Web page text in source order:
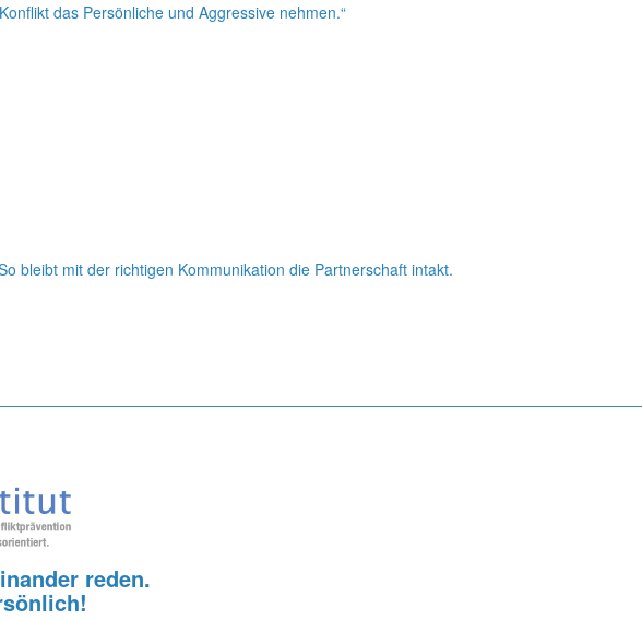
das Persönliche und Aggressive nehmen.“
bleibt mit der richtigen Kommunikation die Partnerschaft intakt.
reden.